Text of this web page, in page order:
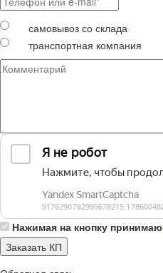
самовывоз со склада
транспортная компания
Нажимая на кнопку принимаю